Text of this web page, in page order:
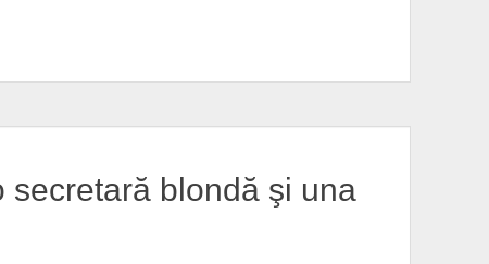
secretară blondă şi una